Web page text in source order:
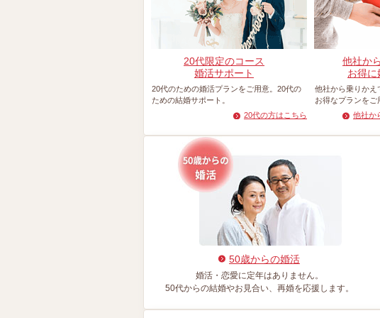
20代限定のコース
婚活サポート
20代のための婚活プランをご用意。20代の
ための結婚サポート。
20代の方はこちら
他社か
お得に
他社から乗りかえ
お得なプランをご
他社か
50歳からの婚活
婚活・恋愛に定年はありません。
50代からの結婚やお見合い、再婚を応援します。